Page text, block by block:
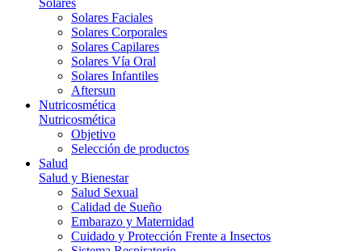
Solares Faciales
Solares Corporales
Solares Capilares
Solares Vía Oral
Solares Infantiles
Aftersun
Nutricosmética
Nutricosmética
Objetivo
Selección de productos
Salud
Salud y Bienestar
Salud Sexual
Calidad de Sueño
Embarazo y Maternidad
Cuidado y Protección Frente a Insectos